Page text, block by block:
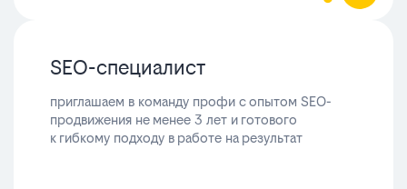
SEO-специалист
приглашаем в команду профи с опытом SEO-
продвижения не менее 3 лет и готового
к гибкому подходу в работе на результат